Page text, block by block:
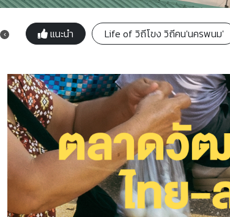
แนะนำ Life of วิถีโขง วิถีคน'นครพนม'